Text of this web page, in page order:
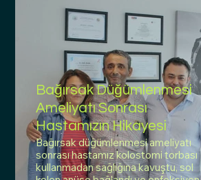
Bağırsak Düğümlenmesi
Ameliyatı Sonrası
Hastamızın Hikayesi
Bağırsak düğümlenmesi ameliyatı
sonrası hastamız kolostomi torbası
kullanmadan sağlığına kavuştu, sol